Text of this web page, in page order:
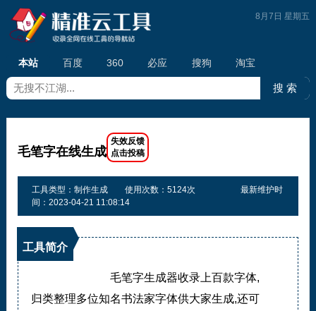
本站 百度 360 必应 搜狗 淘宝
8月7日 星期五
毛笔字在线生成
工具类型：制作生成 使用次数：5124次
最新维护时
间：2023-04-21 11:08:14
工具简介
毛笔字生成器收录上百款字体,
归类整理多位知名书法家字体供大家生成,还可